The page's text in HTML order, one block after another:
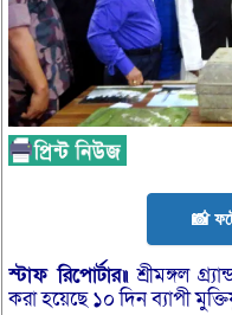
📸
স্টাফ রিপোর্টার॥শ্রীমঙ্গল
করা হয়েছে ১০ দিন ব্যাপী